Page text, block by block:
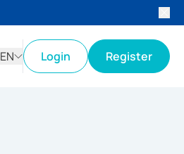
EN
Login Register